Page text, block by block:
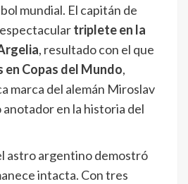
mundial. El capitán de
triplete en la
, resultado con el que
en Copas del Mundo,
marca del alemán Miroslav
anotador en la historia del
astro argentino demostró
intacta. Con tres